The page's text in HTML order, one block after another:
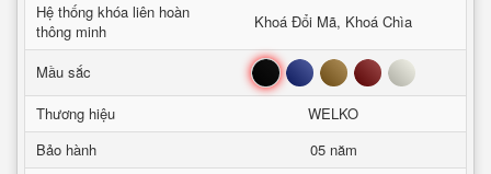
Hệ thống khóa liên hoàn
thông minh
Khoá Đổi Mã, Khoá Chìa
Mầu sắc Đen Xanh Nâu Đỏ Trắng
Thương hiệu
WELKO
Bảo hành
05 năm